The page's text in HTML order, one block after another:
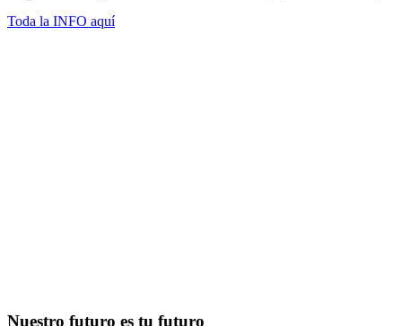
Toda la INFO aquí
Nuestro futuro es tu futuro